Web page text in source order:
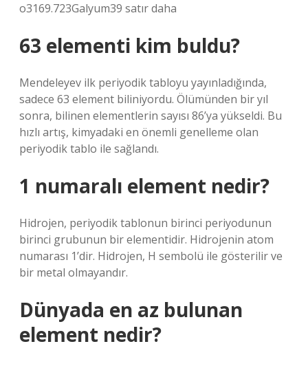
o3169.723Galyum39 satır daha
63 elementi kim buldu?
Mendeleyev ilk periyodik tabloyu yayınladığında,
sadece 63 element biliniyordu. Ölümünden bir yıl
sonra, bilinen elementlerin sayısı 86’ya yükseldi. Bu
hızlı artış, kimyadaki en önemli genelleme olan
periyodik tablo ile sağlandı.
1 numaralı element nedir?
Hidrojen, periyodik tablonun birinci periyodunun
birinci grubunun bir elementidir. Hidrojenin atom
numarası 1’dir. Hidrojen, H sembolü ile gösterilir ve
bir metal olmayandır.
Dünyada en az bulunan
element nedir?